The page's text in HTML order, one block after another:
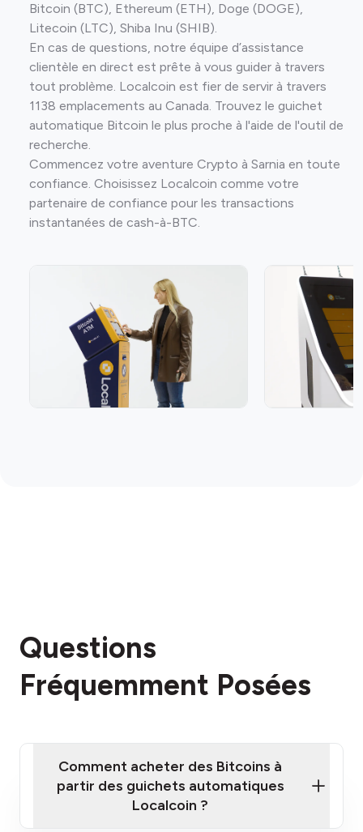
Bitcoin (BTC), Ethereum (ETH), Doge (DOGE),
Litecoin (LTC), Shiba Inu (SHIB).
En cas de questions, notre équipe d’assistance
clientèle en direct est prête à vous guider à travers
tout problème. Localcoin est fier de servir à travers
1138 emplacements au Canada. Trouvez le guichet
automatique Bitcoin le plus proche à l'aide de l'outil de
recherche.
Commencez votre aventure Crypto à Sarnia en toute
confiance. Choisissez Localcoin comme votre
partenaire de confiance pour les transactions
instantanées de cash-à-BTC.
Questions
Fréquemment Posées
Comment acheter des Bitcoins à
partir des guichets automatiques
Localcoin ?